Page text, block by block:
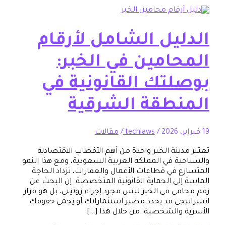
الشامل لأرقام
في الخبر:
القانونية في
الشرقية
/
techlaws
/مقالات
الخبر واحدة من أهم الأقطاب الاقتصادية
في المملكة العربية السعودية، ومع هذا النمو
في قطاعات الأعمال والعقارات، تزداد الحاجة
الحماية القانونية المتخصصة. إن البحث عن
في الخبر ليس مجرد إجراء روتيني، بل هو قرار
قد يحدد مصير استثماراتك أو يحمي حقوقك
والشخصية. من خلال هذا […]